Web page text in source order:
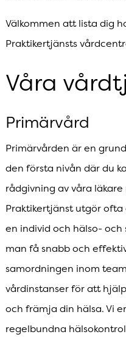
Välkommen att lista dig
Praktikertjänsts
Våra
Primärvård
Primärvården är en
den första nivån där du
rådgivning av våra
Praktikertjänst utgör
en individ och hälso- och
man få snabb och
samordningen inom
vårdinstanser för att
och främja din hälsa. Vi
regelbundna